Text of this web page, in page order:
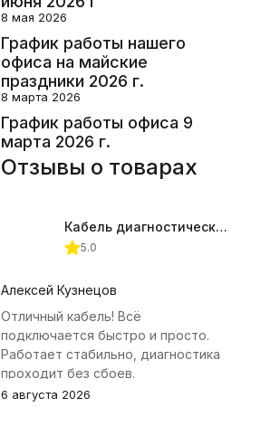
8 мая 2026
График работы нашего
офиса на майские
праздники 2026 г.
8 марта 2026
График работы офиса 9
марта 2026 г.
Отзывы о товарах
Кабель диагностический ГАЗ 24 для АВТОАС
5.0
Алексей Кузнецов
Отличный кабель! Всё
подключается быстро и просто.
Работает стабильно, диагностика
проходит без сбоев.
6 августа 2026